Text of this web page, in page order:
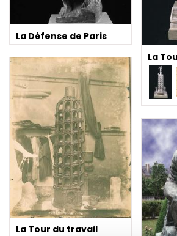
La Défense de Paris
La
La Tour du travail